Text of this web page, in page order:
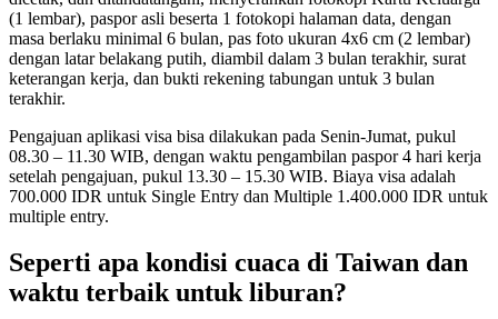
(1 lembar), paspor asli beserta 1 fotokopi halaman data, dengan
masa berlaku minimal 6 bulan, pas foto ukuran 4x6 cm (2 lembar)
dengan latar belakang putih, diambil dalam 3 bulan terakhir, surat
keterangan kerja, dan bukti rekening tabungan untuk 3 bulan
terakhir.
Pengajuan aplikasi visa bisa dilakukan pada Senin-Jumat, pukul
08.30 – 11.30 WIB, dengan waktu pengambilan paspor 4 hari kerja
setelah pengajuan, pukul 13.30 – 15.30 WIB. Biaya visa adalah
700.000 IDR untuk Single Entry dan Multiple 1.400.000 IDR untuk
multiple entry.
Seperti apa kondisi cuaca di Taiwan dan
waktu terbaik untuk liburan?